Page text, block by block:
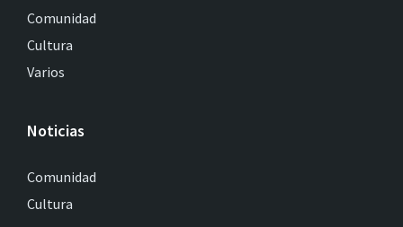
Comunidad
Cultura
Varios
Noticias
Comunidad
Cultura